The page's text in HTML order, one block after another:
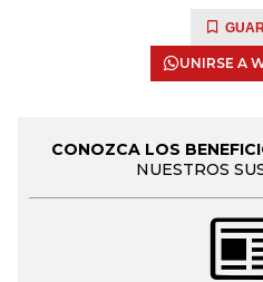
UNIRSE A
CONOZCA LOS
NUESTROS